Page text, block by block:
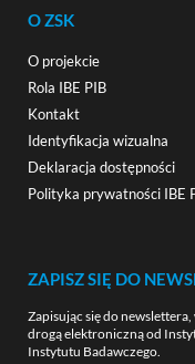
O ZSK
O projekcie
Rola IBE PIB
Kontakt
Identyfikacja wizualna
Deklaracja dostępności
Polityka prywatności IBE
ZAPISZ SIĘ DO
Zapisując się do
drogą elektroniczną od
Instytutu Badawczego.